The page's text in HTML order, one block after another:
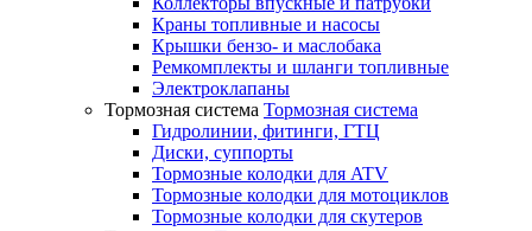
Краны топливные и насосы
Крышки бензо- и маслобака
Ремкомплекты и шланги топливные
Электроклапаны
Тормозная система Тормозная система
Гидролинии, фитинги, ГТЦ
Диски, суппорты
Тормозные колодки для ATV
Тормозные колодки для мотоциклов
Тормозные колодки для скутеров